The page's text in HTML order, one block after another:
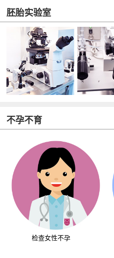
胚胎实验室
不孕不育
检查女性不孕